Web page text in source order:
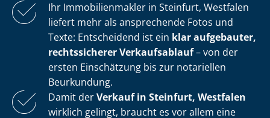
Ihr Im­mo­bi­li­en­mak­ler in Steinfurt, Westfalen
liefert mehr als ansprechende Fotos und
Texte: Entscheidend ist ein klar aufgebauter,
rechtssicherer Verkaufsablauf– von der
ersten Einschätzung bis zur notariellen
Beurkundung.
Damit derVerkauf in Steinfurt, Westfalen
wirklich gelingt, braucht es vor allem eine